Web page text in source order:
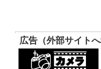
広告（外部サイトへ